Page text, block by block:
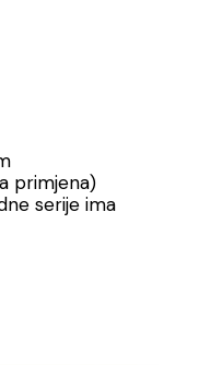
primjena)
serije ima